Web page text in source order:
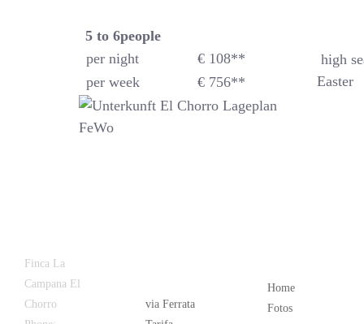
5 to 6people
per night
€ 108**
high
Easter
per week € 756**
Finca La
Campana El
Chorro
via Ferrata
Home
Fotos